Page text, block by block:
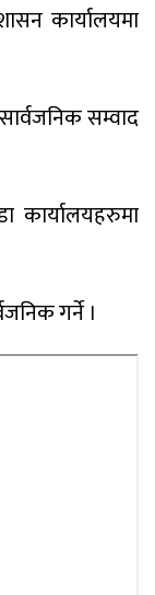
कार्यालयमा
सम्वाद
कार्यालयहरुमा
गर्ने ।